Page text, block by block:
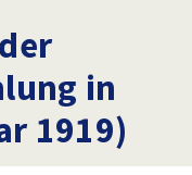
in
1919)